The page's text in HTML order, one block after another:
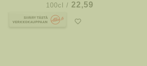
100cl / 22,59